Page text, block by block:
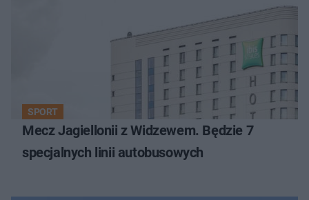
SPORT
Mecz Jagiellonii z Widzewem. Będzie 7
specjalnych linii autobusowych